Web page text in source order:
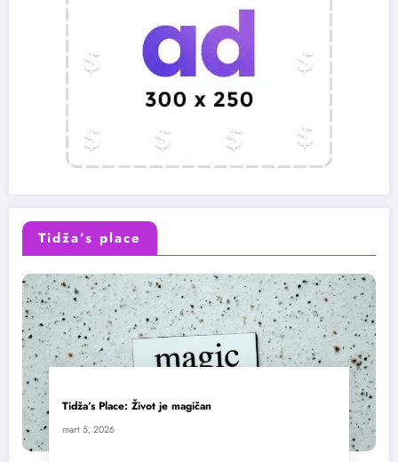
Tidža’s place
Tidža’s Place: Život je magičan
mart 5, 2026